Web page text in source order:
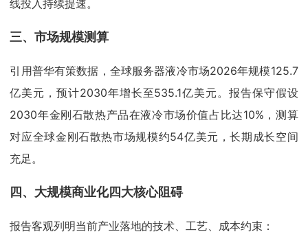
线投入持续提速。
三、市场规模测算
引用普华有策数据，全球服务器液冷市场2026年规模125.7
亿美元，预计2030年增长至535.1亿美元。报告保守假设
2030年金刚石散热产品在液冷市场价值占比达10%，测算
对应全球金刚石散热市场规模约54亿美元，长期成长空间
充足。
四、大规模商业化四大核心阻碍
报告客观列明当前产业落地的技术、工艺、成本约束：